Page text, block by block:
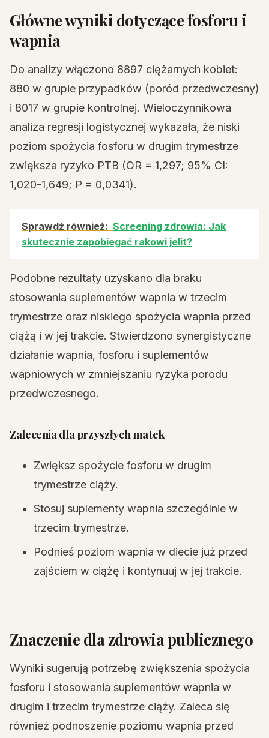
Główne wyniki dotyczące fosforu i
wapnia
Do analizy włączono 8897 ciężarnych kobiet:
880 w grupie przypadków (poród przedwczesny)
i 8017 w grupie kontrolnej. Wieloczynnikowa
analiza regresji logistycznej wykazała, że niski
poziom spożycia fosforu w drugim trymestrze
zwiększa ryzyko PTB (OR = 1,297; 95% CI:
1,020-1,649; P = 0,0341).
Sprawdź również: Screening zdrowia: Jak
skutecznie zapobiegać rakowi jelit?
Podobne rezultaty uzyskano dla braku
stosowania suplementów wapnia w trzecim
trymestrze oraz niskiego spożycia wapnia przed
ciążą i w jej trakcie. Stwierdzono synergistyczne
działanie wapnia, fosforu i suplementów
wapniowych w zmniejszaniu ryzyka porodu
przedwczesnego.
Zalecenia dla przyszłych matek
Zwiększ spożycie fosforu w drugim
trymestrze ciąży.
Stosuj suplementy wapnia szczególnie w
trzecim trymestrze.
Podnieś poziom wapnia w diecie już przed
zajściem w ciążę i kontynuuj w jej trakcie.
Znaczenie dla zdrowia publicznego
Wyniki sugerują potrzebę zwiększenia spożycia
fosforu i stosowania suplementów wapnia w
drugim i trzecim trymestrze ciąży. Zaleca się
również podnoszenie poziomu wapnia przed